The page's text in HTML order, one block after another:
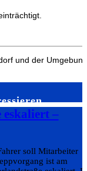
und der Umgebung
eskaliert –
soll Mitarbeiter
ist am